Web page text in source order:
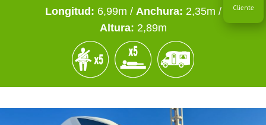
Longitud: 6,99m / Anchura: 2,35m /
Altura: 2,89m
Cliente